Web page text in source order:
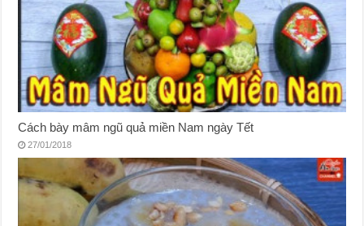
Cách bày mâm ngũ quả miền Nam ngày Tết
27/01/2018